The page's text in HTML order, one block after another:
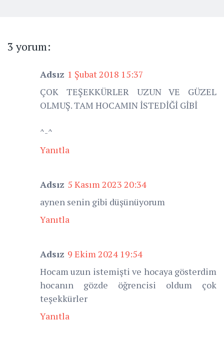
3 yorum:
Adsız 1 Şubat 2018 15:37
ÇOK TEŞEKKÜRLER UZUN VE GÜZEL
OLMUŞ. TAM HOCAMIN İSTEDİĞİ GİBİ
^-^
Yanıtla
Adsız 5 Kasım 2023 20:34
aynen senin gibi düşünüyorum
Yanıtla
Adsız 9 Ekim 2024 19:54
Hocam uzun istemişti ve hocaya gösterdim
hocanın gözde öğrencisi oldum çok
teşekkürler
Yanıtla